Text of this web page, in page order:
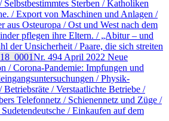
Sterben / Katholiken
/ Export von Maschinen und Anlagen /
aus Osteuropa / Ost und West nach dem
pflegen ihre Eltern. / „Abitur – und
der Unsicherheit / Paare, die sich streiten
Nr. 494 April 2022 Neue
/ Corona-Pandemie: Impfungen und
/ Physik-
/ Verstaatlichte Betriebe /
Telefonnetz / Schienennetz und Züge /
/ Einkaufen auf dem